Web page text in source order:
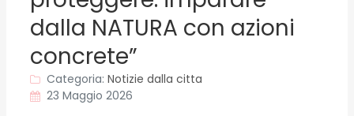
dalla NATURA con azioni
concrete”
Categoria: Notizie dalla citta
23 Maggio 2026